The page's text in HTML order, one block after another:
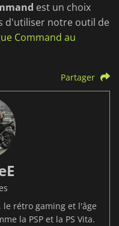
est un choix
d'utiliser notre outil de
Command au
Partager
le rétro gaming et l'âge
la PSP et la PS Vita.